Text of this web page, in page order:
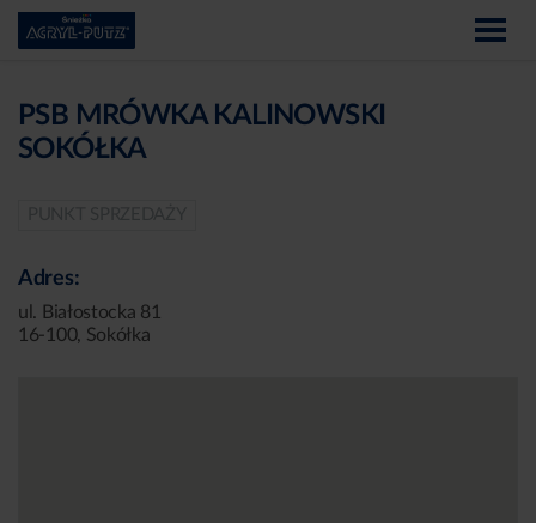
PSB MRÓWKA KALINOWSKI
SOKÓŁKA
Adres:
ul. Białostocka 81
16-100, Sokółka